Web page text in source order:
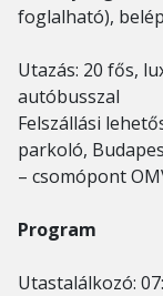
foglalható),
Utazás: 20 fős,
autóbusszal
Felszállási
parkoló,
– csomópont
Program
Utastalálkozó: